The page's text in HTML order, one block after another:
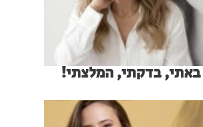
בדקתי, המלצתי!